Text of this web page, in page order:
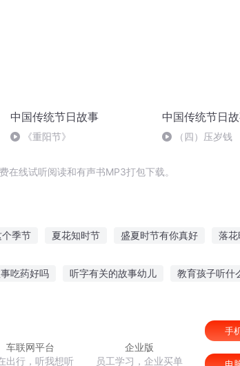
中国传统节日故事
《重阳节》
中国传统节日
（四）压岁钱
线试听阅读和有声书MP3打包下载。
季节 夏花知时节 盛夏时节有你真好 落
吃药好吗 听字有关的故事幼儿 教育孩子听什
车联网平台
出行，听我想听
企业版
员工学习，企业买单
手